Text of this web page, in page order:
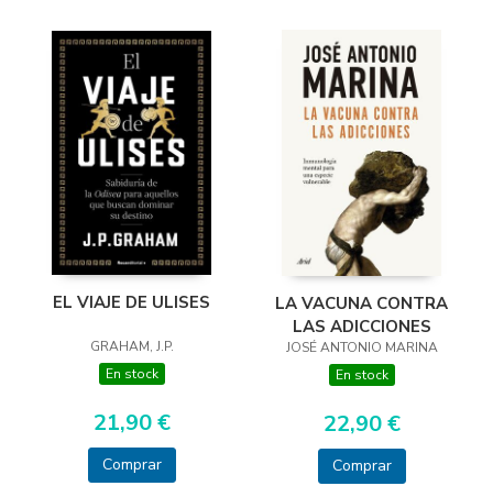
EL VIAJE DE ULISES
GRAHAM, J.P.
En stock
21,90 €
Comprar
LA VACUNA CONTRA
LAS ADICCIONES
JOSÉ ANTONIO MARINA
En stock
22,90 €
Comprar